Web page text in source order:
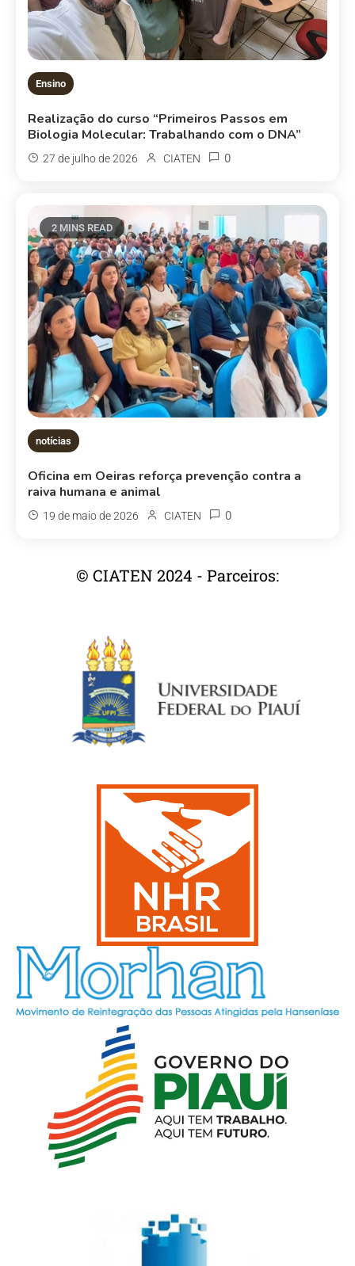
Ensino
Realização do curso “Primeiros Passos em
Biologia Molecular: Trabalhando com o DNA”
27 de julho de 2026 CIATEN 0
2 MINS READ
notícias
Oficina em Oeiras reforça prevenção contra a
raiva humana e animal
19 de maio de 2026 CIATEN 0
© CIATEN 2024 - Parceiros: